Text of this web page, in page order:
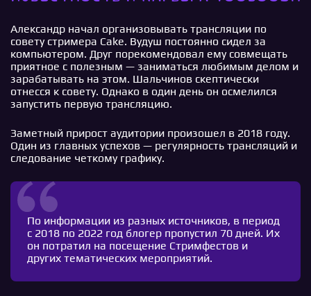
Александр начал организовывать трансляции по
совету стримера Cake. Вудуш постоянно сидел за
компьютером. Друг порекомендовал ему совмещать
приятное с полезным — заниматься любимым делом и
зарабатывать на этом. Шальчинов скептически
отнесся к совету. Однако в один день он осмелился
запустить первую трансляцию.
Заметный прирост аудитории произошел в 2018 году.
Один из главных успехов — регулярность трансляций и
следование четкому графику.
По информации из разных источников, в период
с 2018 по 2022 год блогер пропустил 70 дней. Их
он потратил на посещение Стримфестов и
других тематических мероприятий.